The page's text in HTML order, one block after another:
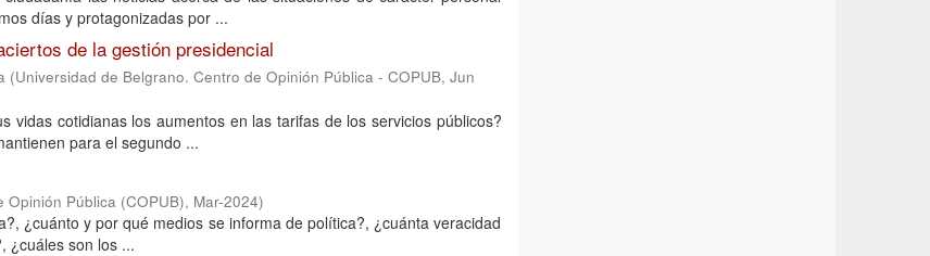
días y protagonizadas por ...
de la gestión presidencial
(Universidad de Belgrano. Centro de Opinión Pública - COPUB, Jun
vidas cotidianas los aumentos en las tarifas de los servicios públicos?
para el segundo ...
Pública (COPUB), Mar-2024)
¿cuánto y por qué medios se informa de política?, ¿cuánta veracidad
¿cuáles son los ...